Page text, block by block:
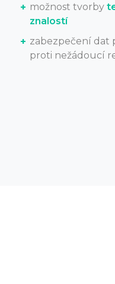
možnost tvorby
znalostí
zabezpečení dat
proti nežádoucí